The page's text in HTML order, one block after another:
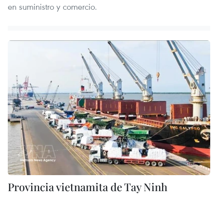
en suministro y comercio.
Provincia vietnamita de Tay Ninh